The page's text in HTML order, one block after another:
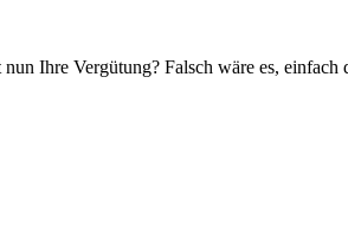
Ihre Vergütung? Falsch wäre es, einfach